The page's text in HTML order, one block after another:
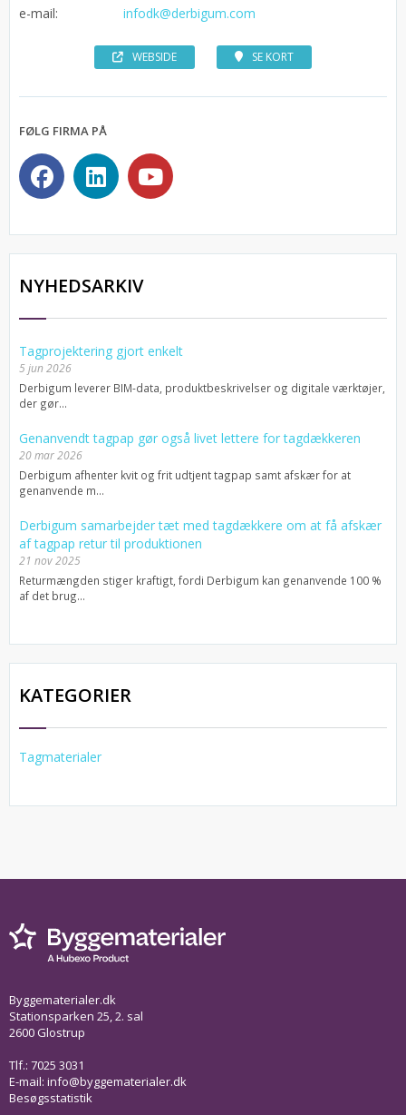
e-mail:
infodk@derbigum.com
WEBSIDE SE KORT
FØLG FIRMA PÅ
NYHEDSARKIV
Tagprojektering gjort enkelt
5 jun 2026
Derbigum leverer BIM-data, produktbeskrivelser og digitale værktøjer,
der gør...
Genanvendt tagpap gør også livet lettere for tagdækkeren
20 mar 2026
Derbigum afhenter kvit og frit udtjent tagpap samt afskær for at
genanvende m...
Derbigum samarbejder tæt med tagdækkere om at få afskær
af tagpap retur til produktionen
21 nov 2025
Returmængden stiger kraftigt, fordi Derbigum kan genanvende 100 %
af det brug...
KATEGORIER
Tagmaterialer
Byggematerialer.dk
Stationsparken 25, 2. sal
2600 Glostrup
Tlf.: 7025 3031
E-mail: info@byggematerialer.dk
Besøgsstatistik